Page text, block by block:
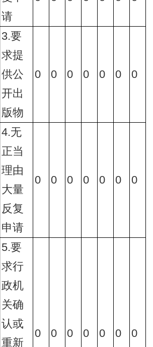
请
3.要
求提
供公
开出
版物
0 0 0 0 0 0 0
4.无
正当
理由
大量
反复
申请
0 0 0 0 0 0 0
5.要
求行
政机
关确
认或
重新
0 0 0 0 0 0 0